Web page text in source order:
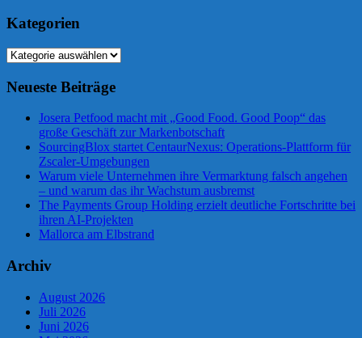
Kategorien
Kategorien
Neueste Beiträge
Josera Petfood macht mit „Good Food. Good Poop“ das
große Geschäft zur Markenbotschaft
SourcingBlox startet CentaurNexus: Operations-Plattform für
Zscaler-Umgebungen
Warum viele Unternehmen ihre Vermarktung falsch angehen
– und warum das ihr Wachstum ausbremst
The Payments Group Holding erzielt deutliche Fortschritte bei
ihren AI-Projekten
Mallorca am Elbstrand
Archiv
August 2026
Juli 2026
Juni 2026